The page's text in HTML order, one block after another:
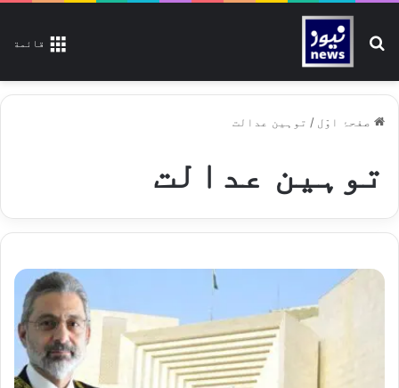
قائمة تلاش کیجیے
صفحۂ اوّل / توہین عدالت
توہین عدالت